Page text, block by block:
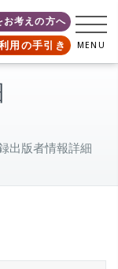
MENU
考えの方へ
用の手引き
出版者情報詳細